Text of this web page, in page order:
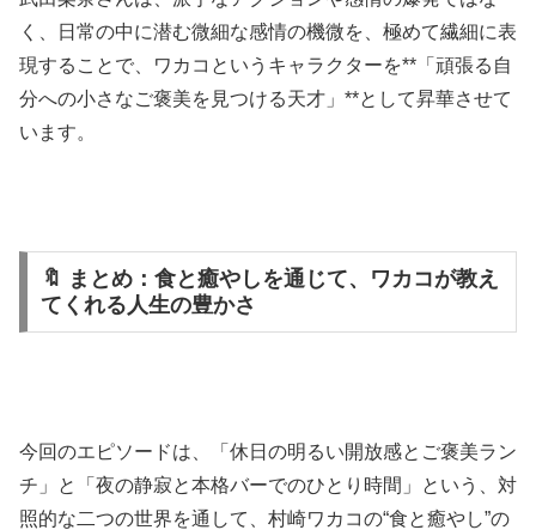
く、日常の中に潜む微細な感情の機微を、極めて繊細に表
現することで、ワカコというキャラクターを**「頑張る自
分への小さなご褒美を見つける天才」**として昇華させて
います。
🔖 まとめ：食と癒やしを通じて、ワカコが教え
てくれる人生の豊かさ
今回のエピソードは、「休日の明るい開放感とご褒美ラン
チ」と「夜の静寂と本格バーでのひとり時間」という、対
照的な二つの世界を通して、村崎ワカコの“食と癒やし”の